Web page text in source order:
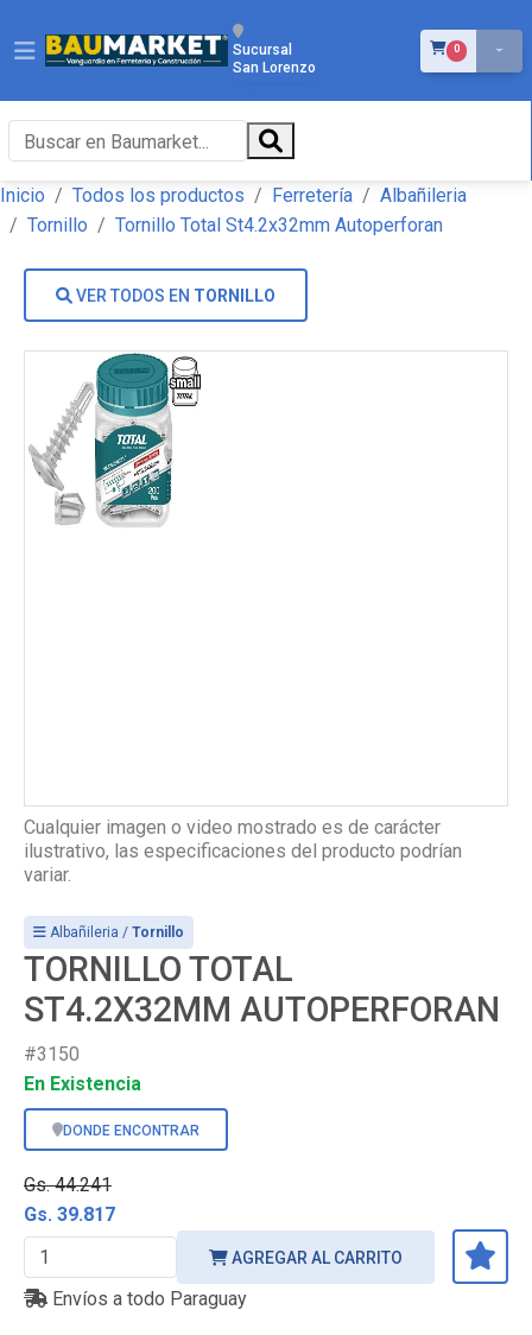
Sucursal
San Lorenzo
0ÍTEMS EN EL
Inicio Todos los productos Ferretería
Albañileria
Tornillo
Tornillo Total St4.2x32mm Autoperforan
VER TODOS EN TORNILLO
Cualquier imagen o video mostrado es de carácter
ilustrativo, las especificaciones del producto podrían
variar.
Albañileria / Tornillo
TORNILLO TOTAL
ST4.2X32MM AUTOPERFORAN
#3150
En Existencia
DONDE ENCONTRAR
Gs. 44.241
Gs. 39.817
AGREGAR AL CARRITO
Envíos a todo Paraguay